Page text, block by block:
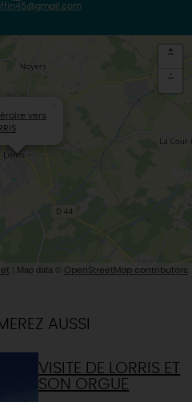
vers
+
-
| Map data © OpenStreetMap contributors
AUSSI
VISITE DE LORRIS ET
SON ORGUE